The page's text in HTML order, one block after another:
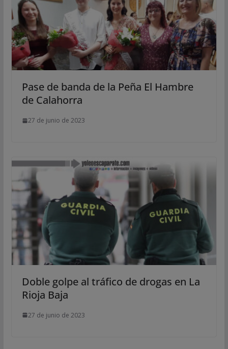
Pase de banda de la Peña El Hambre
de Calahorra
27 de junio de 2023
Doble golpe al tráfico de drogas en La
Rioja Baja
27 de junio de 2023